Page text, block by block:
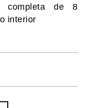
completa de 8
interior